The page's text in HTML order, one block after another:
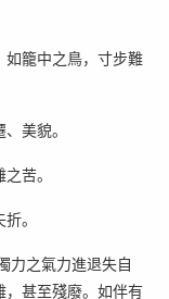
籠中之鳥，寸步難
美貌。
苦。
。
力之氣力進退失自
，甚至殘廢。如伴有